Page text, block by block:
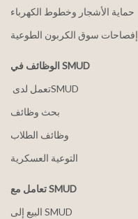
حماية الأشجار وخطوط الكهرباء
إفصاحات سوق الكربون الطوعية
الوظائف في SMUD
بحث وظائف
وظائف الطلاب
التوعية العسكرية
تعامل مع SMUD
البيع إلى SMUD